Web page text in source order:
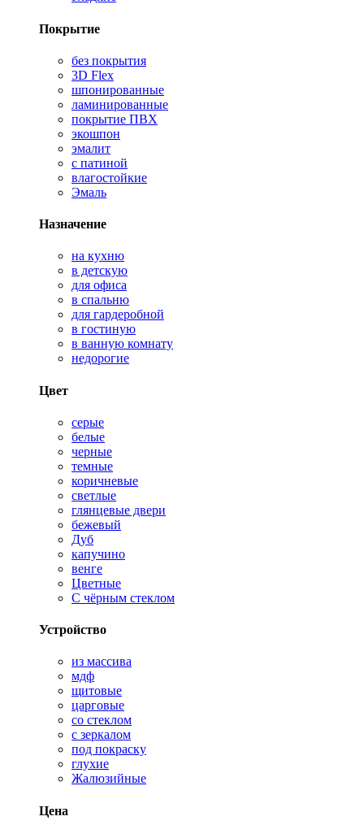
Покрытие
без покрытия
3D Flex
шпонированные
ламинированные
покрытие ПВХ
экошпон
эмалит
с патиной
влагостойкие
Эмаль
Назначение
на кухню
в детскую
для офиса
в спальню
для гардеробной
в гостиную
в ванную комнату
недорогие
Цвет
серые
белые
черные
темные
коричневые
светлые
глянцевые двери
бежевый
Дуб
капучино
венге
Цветные
С чёрным стеклом
Устройство
из массива
мдф
щитовые
царговые
со стеклом
с зеркалом
под покраску
глухие
Жалюзийные
Цена